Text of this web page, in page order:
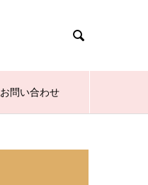

お問い合わせ